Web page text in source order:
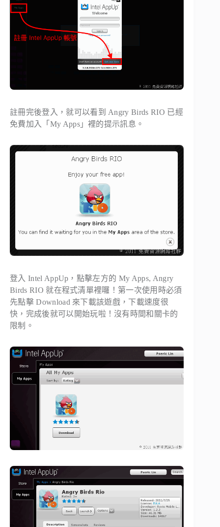
註冊完後登入，就可以看到 Angry Birds RIO 已經
免費加入「My Apps」裡的提示訊息。
登入 Intel AppUp，點擊左方的 My Apps, Angry
Birds RIO 就在程式清單裡囉！第一次使用時必須
先點擊 Download 來下載該遊戲，下載速度很
快，完成後就可以開始玩啦！沒有時間和關卡的
限制。